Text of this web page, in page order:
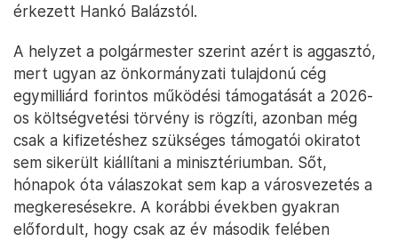
érkezett Hankó Balázstól.
A helyzet a polgármester szerint azért is aggasztó,
mert ugyan az önkormányzati tulajdonú cég
egymilliárd forintos működési támogatását a 2026-
os költségvetési törvény is rögzíti, azonban még
csak a kifizetéshez szükséges támogatói okiratot
sem sikerült kiállítani a minisztériumban. Sőt,
hónapok óta válaszokat sem kap a városvezetés a
megkeresésekre. A korábbi években gyakran
előfordult, hogy csak az év második felében